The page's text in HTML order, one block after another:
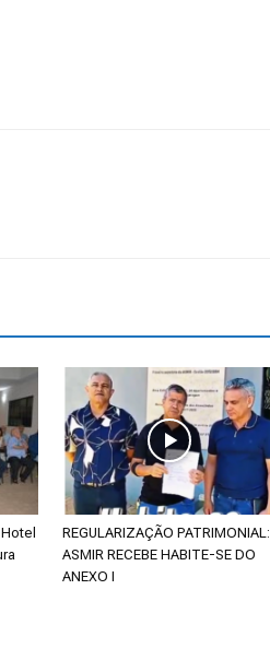
do
REGULARIZAÇÃO PATRIMONIAL:
ASMIR RECEBE HABITE-SE DO
ANEXO I